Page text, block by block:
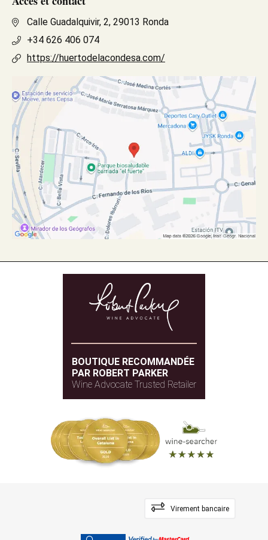
Calle Guadalquivir, 2, 29013 Ronda
+34 626 406 074
https://huertodelacondesa.com/
BOUTIQUE RECOMMANDÉE
PAR ROBERT PARKER
Wine Advocate Trusted Retailer
Virement bancaire